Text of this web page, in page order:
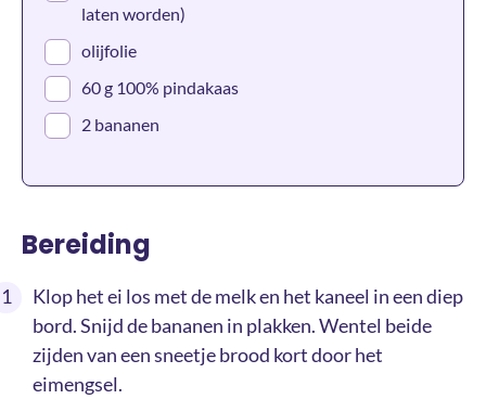
laten worden)
olijfolie
60 g 100% pindakaas
2 bananen
Bereiding
Klop het ei los met de melk en het kaneel in een diep
bord. Snijd de bananen in plakken. Wentel beide
zijden van een sneetje brood kort door het
eimengsel.